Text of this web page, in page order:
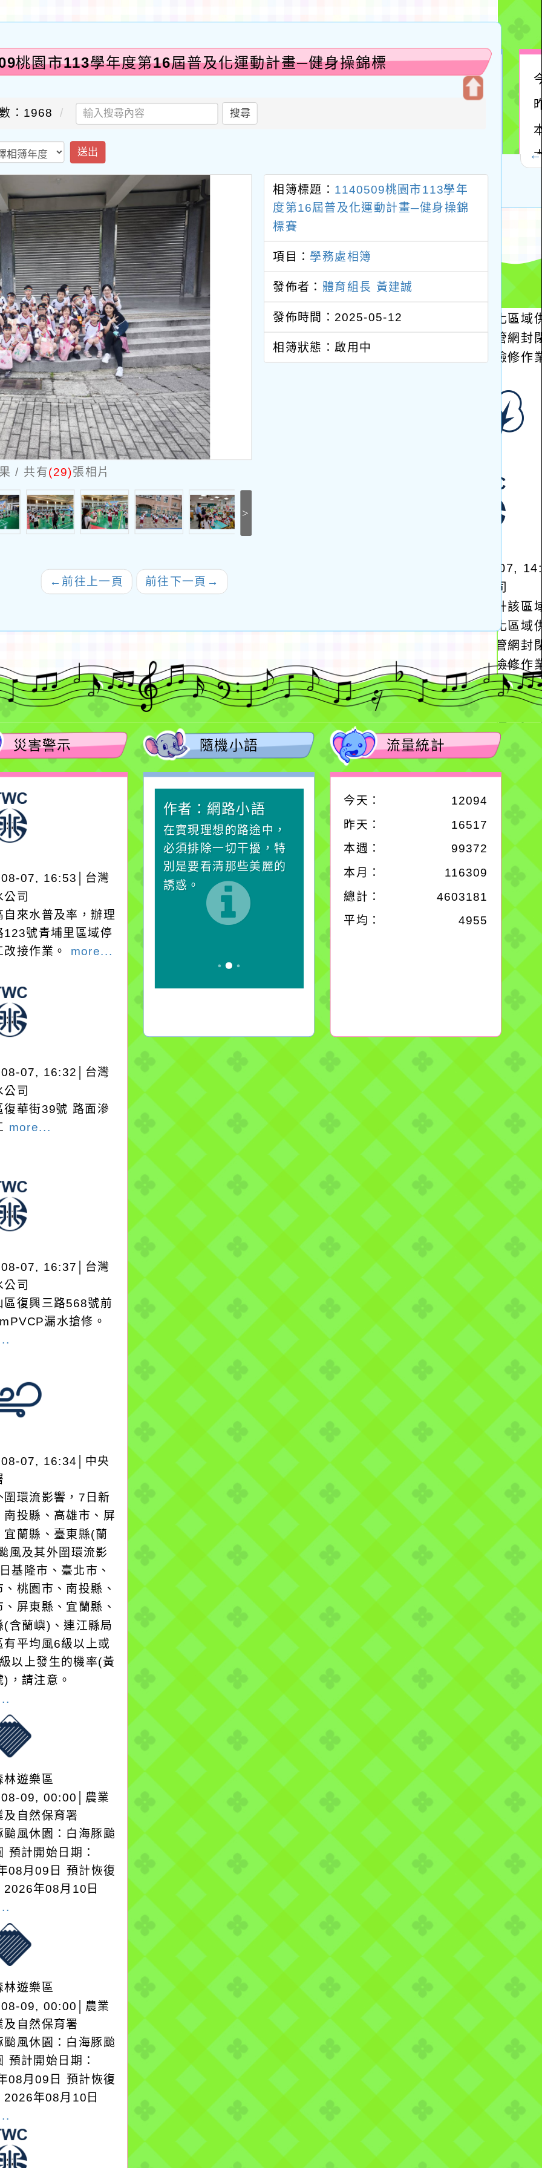
桃園市113學年度第16屆普及化運動計畫─健身操錦標
：1968 搜尋
送出
/ 共有(29)張相片
>
相簿標題： 1140509桃園市113學年
度第16屆普及化運動計畫─健身操錦
標賽
項目： 學務處相簿
發佈者： 體育組長 黃建誠
發佈時間：2025-05-12
相簿狀態：啟用中
← 前往上一頁 前往下一頁 →
災害警示
07, 16:53│台灣
公司
自來水普及率，辦理
123號青埔里區域停
改接作業。 more...
07, 16:32│台灣
公司
復華街39號 路面滲
more...
07, 16:37│台灣
公司
區復興三路568號前
漏水搶修。
07, 16:34│中央
圍環流影響，7日新
南投縣、高雄市、屏
宜蘭縣、臺東縣(蘭
風及其外圍環流影
基隆市、臺北市、
、桃園市、南投縣、
、屏東縣、宜蘭縣、
(含蘭嶼)、連江縣局
有平均風6級以上或
以上發生的機率(黃
)，請注意。
林遊樂區
09, 00:00│農業
及自然保育署
颱風休園：白海豚颱
預計開始日期：
08月09日 預計恢復
2026年08月10日
林遊樂區
09, 00:00│農業
及自然保育署
颱風休園：白海豚颱
預計開始日期：
08月09日 預計恢復
2026年08月10日
隨機小語
作者：網路小語
生活是一面鏡子。你對
作者：網路小語
在實現理想的路途中，
必須排除一切干擾，特
別是要看清那些美麗的
誘惑。
作者：網路小語
一杯清水因滴入一滴污
水而變污濁，一杯污水
卻不會因一滴清水的存
流量統計
今天： 12094
昨天：
16517
本週：
99372
本月：
116309
總計：
4603181
平均：
4955